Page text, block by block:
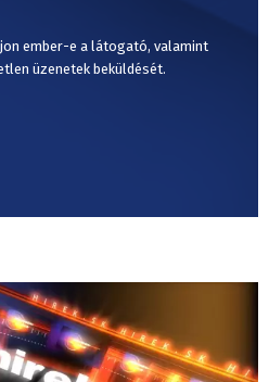
ember-e a látogató, valamint
üzenetek beküldését.